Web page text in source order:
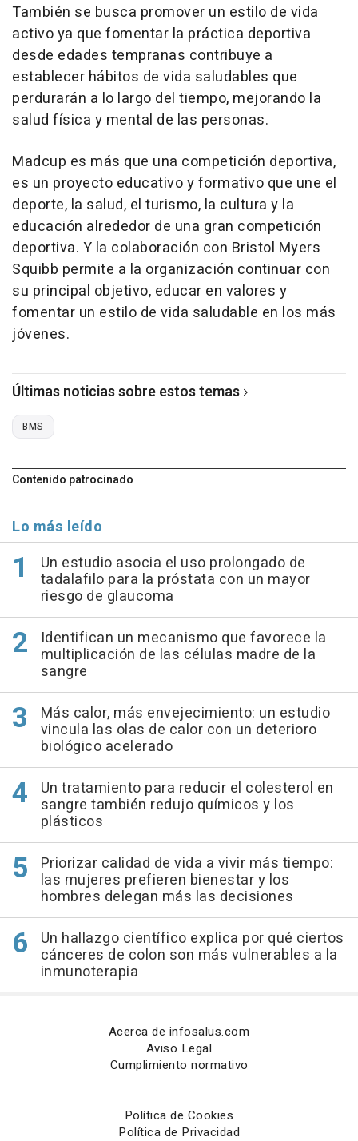
También se busca promover un estilo de vida
activo ya que fomentar la práctica deportiva
desde edades tempranas contribuye a
establecer hábitos de vida saludables que
perdurarán a lo largo del tiempo, mejorando la
salud física y mental de las personas.
Madcup es más que una competición deportiva,
es un proyecto educativo y formativo que une el
deporte, la salud, el turismo, la cultura y la
educación alrededor de una gran competición
deportiva. Y la colaboración con Bristol Myers
Squibb permite a la organización continuar con
su principal objetivo, educar en valores y
fomentar un estilo de vida saludable en los más
jóvenes.
Últimas noticias sobre estos temas
BMS
Contenido patrocinado
Lo más leído
Un estudio asocia el uso prolongado de
tadalafilo para la próstata con un mayor
riesgo de glaucoma
Identifican un mecanismo que favorece la
multiplicación de las células madre de la
sangre
Más calor, más envejecimiento: un estudio
vincula las olas de calor con un deterioro
biológico acelerado
Un tratamiento para reducir el colesterol en
sangre también redujo químicos y los
plásticos
Priorizar calidad de vida a vivir más tiempo:
las mujeres prefieren bienestar y los
hombres delegan más las decisiones
Un hallazgo científico explica por qué ciertos
cánceres de colon son más vulnerables a la
inmunoterapia
Acerca de infosalus.com
Aviso Legal
Cumplimiento normativo
Política de Cookies
Política de Privacidad